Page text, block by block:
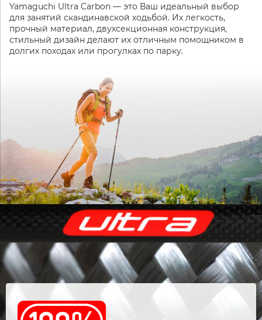
Yamaguchi Ultra Carbon — это Ваш идеальный выбор
для занятий скандинавской ходьбой. Их легкость,
прочный материал, двухсекционная конструкция,
стильный дизайн делают их отличным помощником в
долгих походах или прогулках по парку.